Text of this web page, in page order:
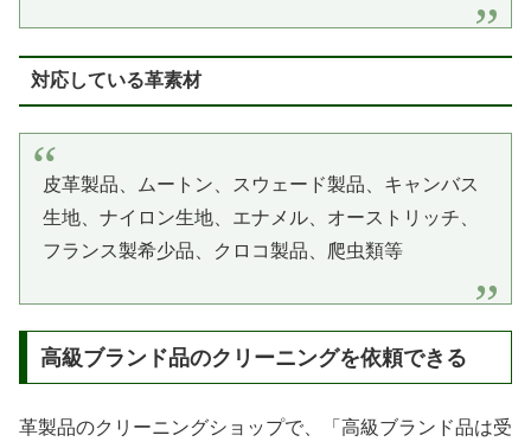
対応している革素材
皮革製品、ムートン、スウェード製品、キャンバス
生地、ナイロン生地、エナメル、オーストリッチ、
フランス製希少品、クロコ製品、爬虫類等
高級ブランド品のクリーニングを依頼できる
革製品のクリーニングショップで、「高級ブランド品は受